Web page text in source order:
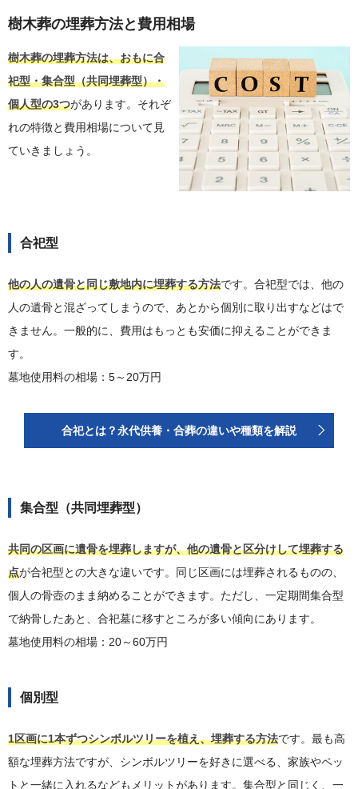
樹木葬の埋葬方法と費用相場
樹木葬の埋葬方法は、おもに合
祀型・集合型（共同埋葬型）・
個人型の3つがあります。それぞ
れの特徴と費用相場について見
ていきましょう。
合祀型
他の人の遺骨と同じ敷地内に埋葬する方法です。合祀型では、他の
人の遺骨と混ざってしまうので、あとから個別に取り出すなどはで
きません。一般的に、費用はもっとも安価に抑えることができま
す。
墓地使用料の相場：5～20万円
合祀とは？永代供養・合葬の違いや種類を解説
集合型（共同埋葬型）
共同の区画に遺骨を埋葬しますが、他の遺骨と区分けして埋葬する
点が合祀型との大きな違いです。同じ区画には埋葬されるものの、
個人の骨壺のまま納めることができます。ただし、一定期間集合型
で納骨したあと、合祀墓に移すところが多い傾向にあります。
墓地使用料の相場：20～60万円
個別型
1区画に1本ずつシンボルツリーを植え、埋葬する方法です。最も高
額な埋葬方法ですが、シンボルツリーを好きに選べる、家族やペッ
トと一緒に入れるなどもメリットがあります。集合型と同じく、一